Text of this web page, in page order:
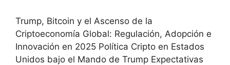
Trump, Bitcoin y el Ascenso de la
Criptoeconomía Global: Regulación, Adopción e
Innovación en 2025 Política Cripto en Estados
Unidos bajo el Mando de Trump Expectativas